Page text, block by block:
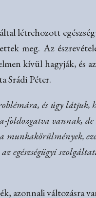
létrehozott
meg. Az
kívül hagyják, és
Srádi Péter.
és úgy látjuk,
vannak,
egészségügyi
azonnali változásra